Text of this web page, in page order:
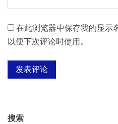
在此浏览器中保存我的显示
以便下次评论时使用。
搜索